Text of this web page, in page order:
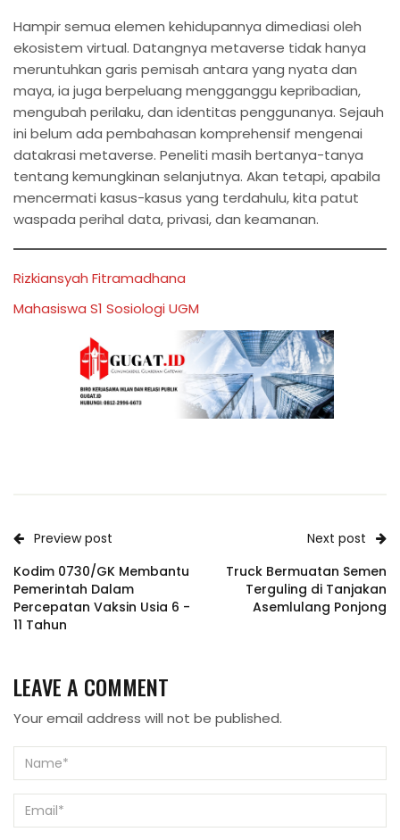
Hampir semua elemen kehidupannya dimediasi oleh
ekosistem virtual. Datangnya metaverse tidak hanya
meruntuhkan garis pemisah antara yang nyata dan
maya, ia juga berpeluang mengganggu kepribadian,
mengubah perilaku, dan identitas penggunanya. Sejauh
ini belum ada pembahasan komprehensif mengenai
datakrasi metaverse. Peneliti masih bertanya-tanya
tentang kemungkinan selanjutnya. Akan tetapi, apabila
mencermati kasus-kasus yang terdahulu, kita patut
waspada perihal data, privasi, dan keamanan.
Rizkiansyah Fitramadhana
Mahasiswa S1 Sosiologi UGM
Preview post
Kodim 0730/GK Membantu
Pemerintah Dalam
Percepatan Vaksin Usia 6 -
11 Tahun
Next post
Truck Bermuatan Semen
Terguling di Tanjakan
Asemlulang Ponjong
LEAVE A COMMENT
Your email address will not be published.